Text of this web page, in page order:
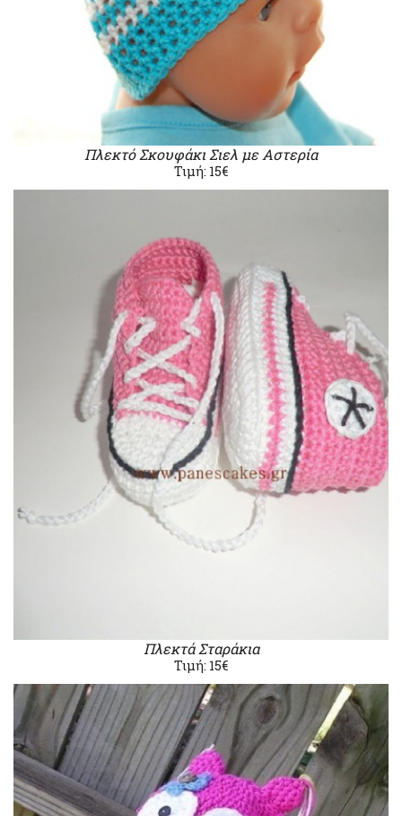
Πλεκτό Σκουφάκι Σιελ με Αστερία
Τιμή: 15€
Πλεκτά Σταράκια
Τιμή: 15€